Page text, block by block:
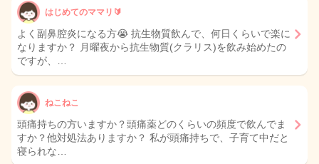
はじめてのママリ🔰
よく副鼻腔炎になる方😭 抗生物質飲んで、何日くらいで楽に
なりますか？ 月曜夜から抗生物質(クラリス)を飲み始めたの
ですが、…
ねこねこ
頭痛持ちの方いますか？頭痛薬どのくらいの頻度で飲んでま
すか？他対処法ありますか？ 私が頭痛持ちで、子育て中だと
寝られな…